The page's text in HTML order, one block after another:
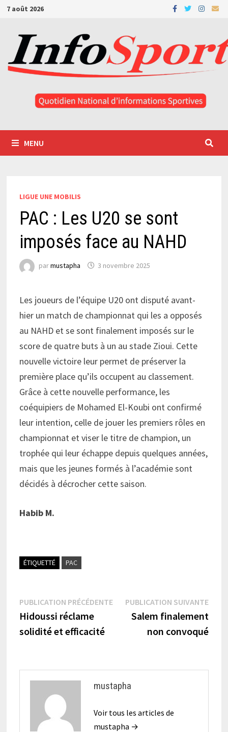
Passer
contenu
7 août 2026
MENU
LIGUE UNE MOBILIS
PAC : Les U20 se sont
imposés face au NAHD
parmustapha 3 novembre 2025
Les joueurs de l’équipe U20 ont disputé avant-
hier un match de championnat qui les a opposés
au NAHD et se sont finalement imposés sur le
score de quatre buts à un au stade Zioui. Cette
nouvelle victoire leur permet de préserver la
première place qu’ils occupent au classement.
Grâce à cette nouvelle performance, les
coéquipiers de Mohamed El-Koubi ont confirmé
leur intention, celle de jouer les premiers rôles en
championnat et viser le titre de champion, un
trophée qui leur échappe depuis quelques années,
mais que les jeunes formés à l’académie sont
décidés à décrocher cette saison.
Habib M.
ÉTIQUETTÉ PAC
Navigation
de
PUBLICATION PRÉCÉDENTEPublication
précédente :
Hidoussi réclame
solidité et efficacité
PUBLICATION SUIVANTE
Salem finalement
non convoqué
mustapha
Voir tous les articles de
mustapha →